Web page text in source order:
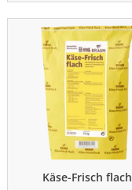
Käse-Frisch flach